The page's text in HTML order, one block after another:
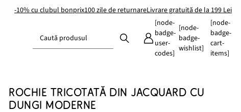
-10% cu clubul bonprix100 zile de returnareLivrare gratuită de la 199 Lei
Caută produsul
[node-
badge-
user-
codes]
[node-
badge-
wishlist]
[node-
badge-
cart-
items]
ROCHIE TRICOTATĂ DIN JACQUARD CU
DUNGI MODERNE